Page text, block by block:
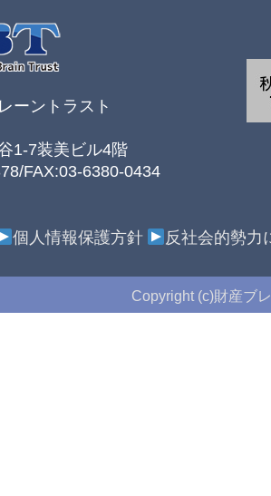
ーントラスト
1-7装美ビル4階
FAX:03-6380-0434
個人情報保護方針 反社会的勢力
Copyright (c)財産ブ